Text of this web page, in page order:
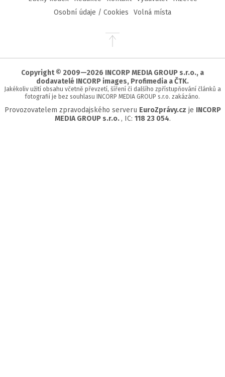
Osobní údaje / Cookies
Volná místa
Přejít
stránky
Copyright © 2009—2026 INCORP MEDIA GROUP s.r.o., a
dodavatelé INCORP images, Profimedia a ČTK.
Jakékoliv užití obsahu včetně převzetí, šíření či dalšího zpřístupňování článků a
fotografií je bez souhlasu INCORP MEDIA GROUP s.r.o. zakázáno.
Provozovatelem zpravodajského serveru EuroZprávy.cz je INCORP
MEDIA GROUP s.r.o., IC: 118 23 054.